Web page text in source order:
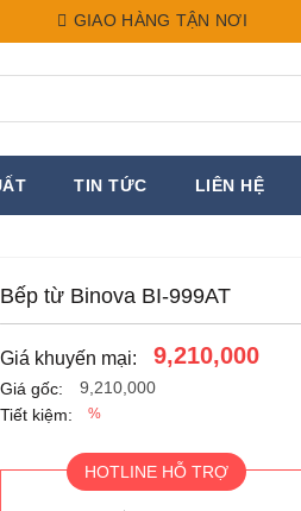
GIAO HÀNG TẬN NƠI
TIN TỨC LIÊN HỆ
Bếp từ Binova BI-999AT
Giá khuyến mại: 9,210,000
Giá gốc:
9,210,000
Tiết kiệm:
%
HOTLINE HỖ TRỢ